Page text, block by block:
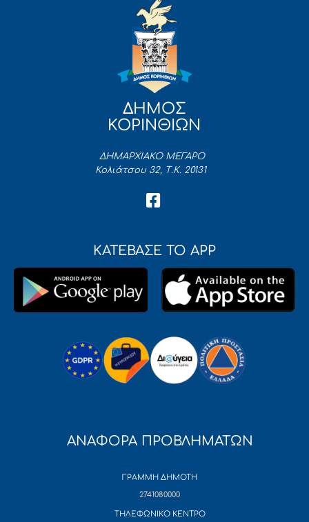
ΔΗΜΟΣ
ΚΟΡΙΝΘΙΩΝ
ΔΗΜΑΡΧΙΑΚΟ ΜΕΓΑΡΟ
Κολιάτσου 32, Τ.Κ. 20131
ΚΑΤΕΒΑΣΕ ΤΟ APP
ΑΝΑΦΟΡΑ ΠΡΟΒΛΗΜΑΤΩΝ
ΓΡΑΜΜΗ ΔΗΜΟΤΗ
2741080000
ΤΗΛΕΦΩΝΙΚΟ ΚΕΝΤΡΟ